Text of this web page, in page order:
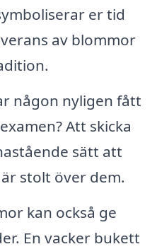
er tid
av blommor
någon nyligen fått
Att skicka
sätt att
stolt över dem.
kan också ge
En vacker bukett